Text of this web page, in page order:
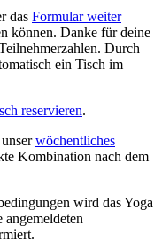
das Formular weiter
können. Danke für deine
Durch
ein Tisch im
reservieren.
wöchentliches
Kombination nach dem
wird das Yoga